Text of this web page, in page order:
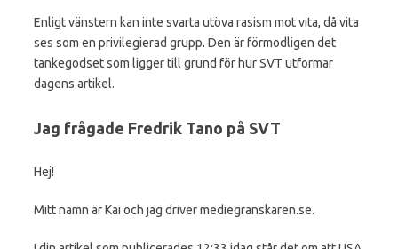
Enligt vänstern kan inte svarta utöva rasism mot vita, då vita
ses som en privilegierad grupp. Den är förmodligen det
tankegodset som ligger till grund för hur SVT utformar
dagens artikel.
Jag frågade Fredrik Tano på SVT
Hej!
Mitt namn är Kai och jag driver mediegranskaren.se.